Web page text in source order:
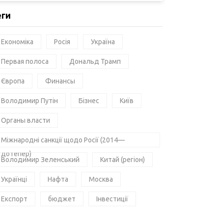
Економіка Росія Україна
Первая полоса Дональд Трамп
Європа Финансы
Володимир Путін Бізнес Київ
Органы власти
Міжнародні санкції щодо Росії (2014—
дотепер)
Володимир Зеленський Китай (регіон)
Українці Нафта Москва
Експорт бюджет Інвестиції